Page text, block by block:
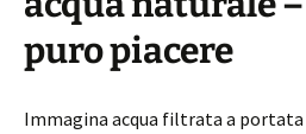
puro piacere
Immagina acqua filtrata a portata